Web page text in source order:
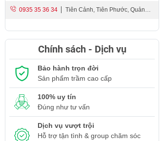
0935 35 36 34
Tiên Cảnh, Tiên Phước, Quảng
Chính sách - Dịch vụ
Bảo hành trọn đời
Sản phẩm trầm cao cấp
100% uy tín
Đúng như tư vấn
Dịch vụ vượt trội
Hỗ trợ tận tình & group chăm sóc